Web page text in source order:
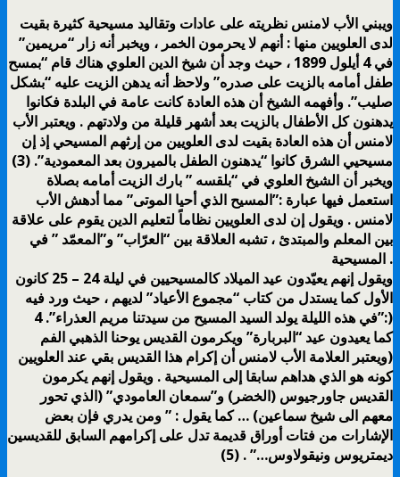
ويبني الأب لامنس نظريته على عادات وتقاليد مسيحية كثيرة بقيت
لدى العلويين منها : أنهم لا يحرمون الخمر ، ويخبر أنه زار “مريمين”
في 4 أيلول 1899 ، حيث وجد أن شيخ الدين العلوي هناك قام “بمسح
طفل أمامه بالزيت على صدره” ولاحظ أنه يدهن الزيت عليه “بشكل
صليب”. وأفهمه الشيخ أن هذه العادة كانت عامة في البلدة فكانوا
يدهنون كل الأطفال بالزيت بعد أشهر قليلة من ولادتهم . ويعتبر الأب
لامنس أن هذه العادة بقيت لدى العلويين من إرثهم المسيحي إذ إن
مسيحيي الشرق كانوا “يدهنون الطفل بالميرون بعد المعمودية”. (3)
ويخبر أن الشيخ العلوي في “بلقسه ” بارك الزيت أمامه بصلاة
استعمل فيها عبارة :”المسيح الذي أحيا الموتى” مما أدهش الأب
لامنس . ويقول إن لدى العلويين نظاماً لتعليم الدين يقوم على علاقة
بين المعلم والمبتدئ ، تشبه العلاقة بين “العرّاب” و”المعمّد ” في
المسيحية .
ويقول إنهم يعيّدون عيد الميلاد كالمسيحيين في ليلة 24 – 25 كانون
الأول كما يستدل من كتاب “مجموع الأعياد” لديهم ، حيث ورد فيه
:”في هذه الليلة يولد السيد المسيح من سيدتنا مريم العذراء”. 4)
كما يعيدون عيد “البربارة” ويكرمون القديس يوحنا الذهبي الفم
(ويعتبر العلامة الأب لامنس أن إكرام هذا القديس بقي عند العلويين
كونه هو الذي هداهم سابقا إلى المسيحية . ويقول إنهم يكرمون
القديس جاورجيوس (الخضر) و”سمعان العامودي” (الذي تحور
معهم الى شيخ سماعين) … كما يقول : ” ومن يدري فإن بعض
الإشارات من فتات أوراق قديمة تدل على إكرامهم السابق للقديسين
ديمتريوس ونيقولاوس…” . (5)